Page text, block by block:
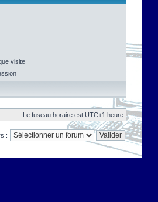
visite
Le fuseau horaire est UTC+1 heure
: